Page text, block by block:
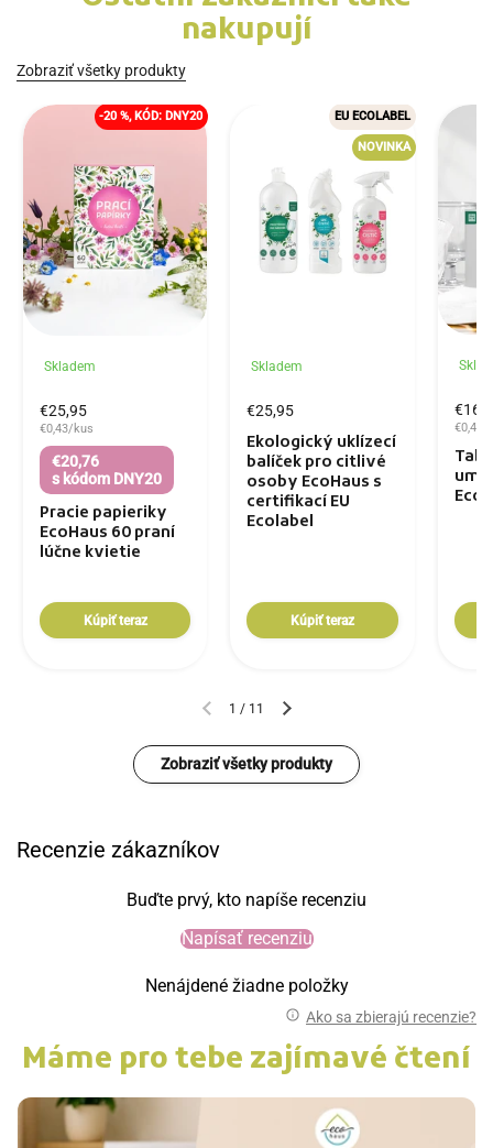
nakupují
Zobraziť všetky produkty
Skladem
€25,95
€0,43/kus
€20,76
s kódom DNY20
Pracie papieriky
EcoHaus 60 praní
lúčne kvietie
Kúpiť teraz
-20 %, KÓD: DNY20
Skladem
€25,95
Ekologický uklízecí
balíček pro citlivé
osoby EcoHaus s
certifikací EU
Ecolabel
Kúpiť teraz
EU ECOLABEL
NOVINKA
€0,47/
1 / 11
Zobraziť všetky produkty
Recenzie zákazníkov
Buďte prvý, kto napíše recenziu
Napísať recenziu
Nenájdené žiadne položky
Ako sa zbierajú recenzie?
Máme pro tebe zajímavé čtení